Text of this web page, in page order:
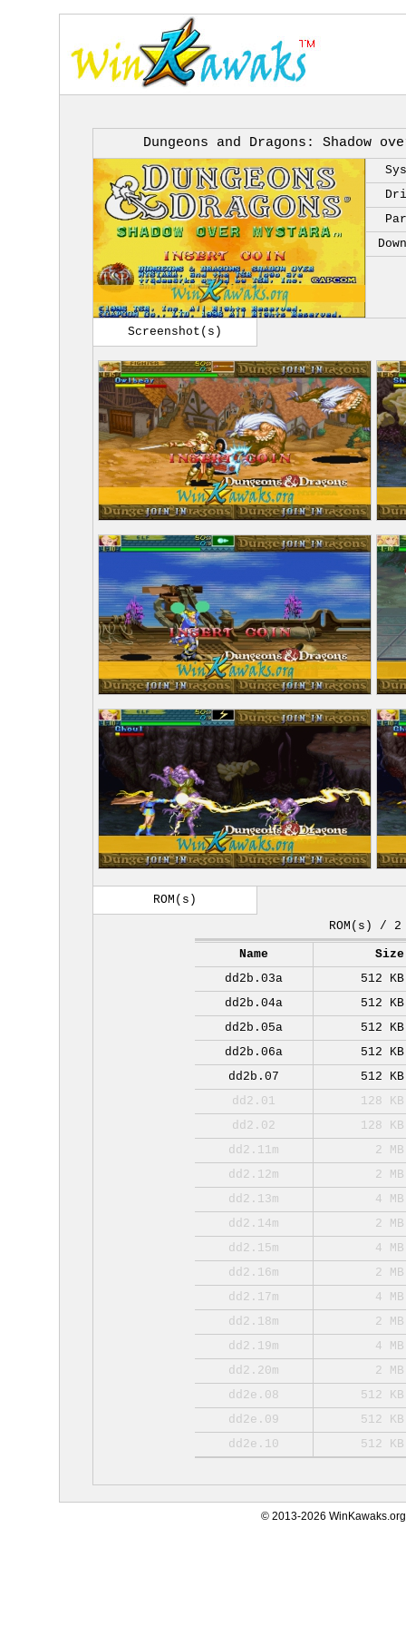
Dungeons and Dragons: Shadow
Screenshot(s)
ROM(s)
ROM(s) / 2
Name
Size
dd2b.03a
512 KB
dd2b.04a
512 KB
dd2b.05a
512 KB
dd2b.06a
512 KB
dd2b.07
512 KB
dd2.01
128 KB
dd2.02
128 KB
dd2.11m
2 MB
dd2.12m
2 MB
dd2.13m
4 MB
dd2.14m
2 MB
dd2.15m
4 MB
dd2.16m
2 MB
dd2.17m
4 MB
dd2.18m
2 MB
dd2.19m
4 MB
dd2.20m
2 MB
dd2e.08
512 KB
dd2e.09
512 KB
dd2e.10
512 KB
© 2013-2026